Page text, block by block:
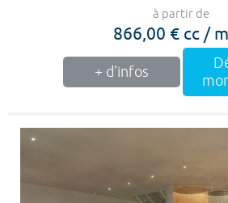
à partir de
866,00 € cc /
+ d'infos